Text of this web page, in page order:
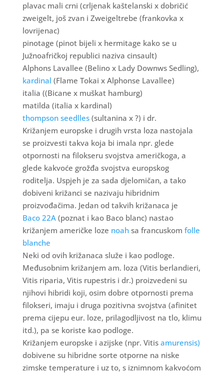
plavac mali crni (crljenak kaštelanski x dobričić
zweigelt, još zvan i Zweigeltrebe (frankovka x
lovrijenac)
pinotage (pinot bijeli x hermitage kako se u
Južnoafričkoj republici naziva cinsault)
Alphons Lavallee (Belino x Lady Downws Sedling),
kardinal (Flame Tokai x Alphonse Lavallee)
italia ((Bicane x muškat hamburg)
matilda (italia x kardinal)
thompson seedlles(sultanina x ?) i dr.
Križanjem europske i drugih vrsta loza nastojala
se proizvesti takva koja bi imala npr. glede
otpornosti na filokseru svojstva američkoga, a
glede kakvoće grožđa svojstva europskog
roditelja. Uspjeh je za sada djelomičan, a tako
dobiveni križanci se nazivaju hibridnim
proizvođačima. Jedan od takvih križanaca je
Baco 22A(poznat i kao Baco blanc) nastao
križanjem američke loze noahsa francuskom folle
blanche
Neki od ovih križanaca služe i kao podloge.
Međusobnim križanjem am. loza (Vitis berlandieri,
Vitis riparia, Vitis rupestris i dr.) proizvedeni su
njihovi hibridi koji, osim dobre otpornosti prema
filokseri, imaju i druga pozitivna svojstva (afinitet
prema cijepu eur. loze, prilagodljivost na tlo, klimu
itd.), pa se koriste kao podloge.
Križanjem europske i azijske (npr. Vitisamurensis)
dobivene su hibridne sorte otporne na niske
zimske temperature i uz to, s iznimnom kakvoćom